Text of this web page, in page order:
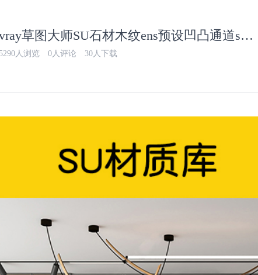
Enscape材质库vray草图大师SU石材木纹ens预设凹凸通道skm贴图
5290人浏览 0人评论 30人下载